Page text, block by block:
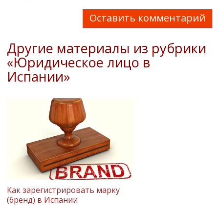
Оставить комментарий
Другие материалы из рубрики
«Юридическое лицо в
Испании»
Как зарегистрировать марку
(бренд) в Испании